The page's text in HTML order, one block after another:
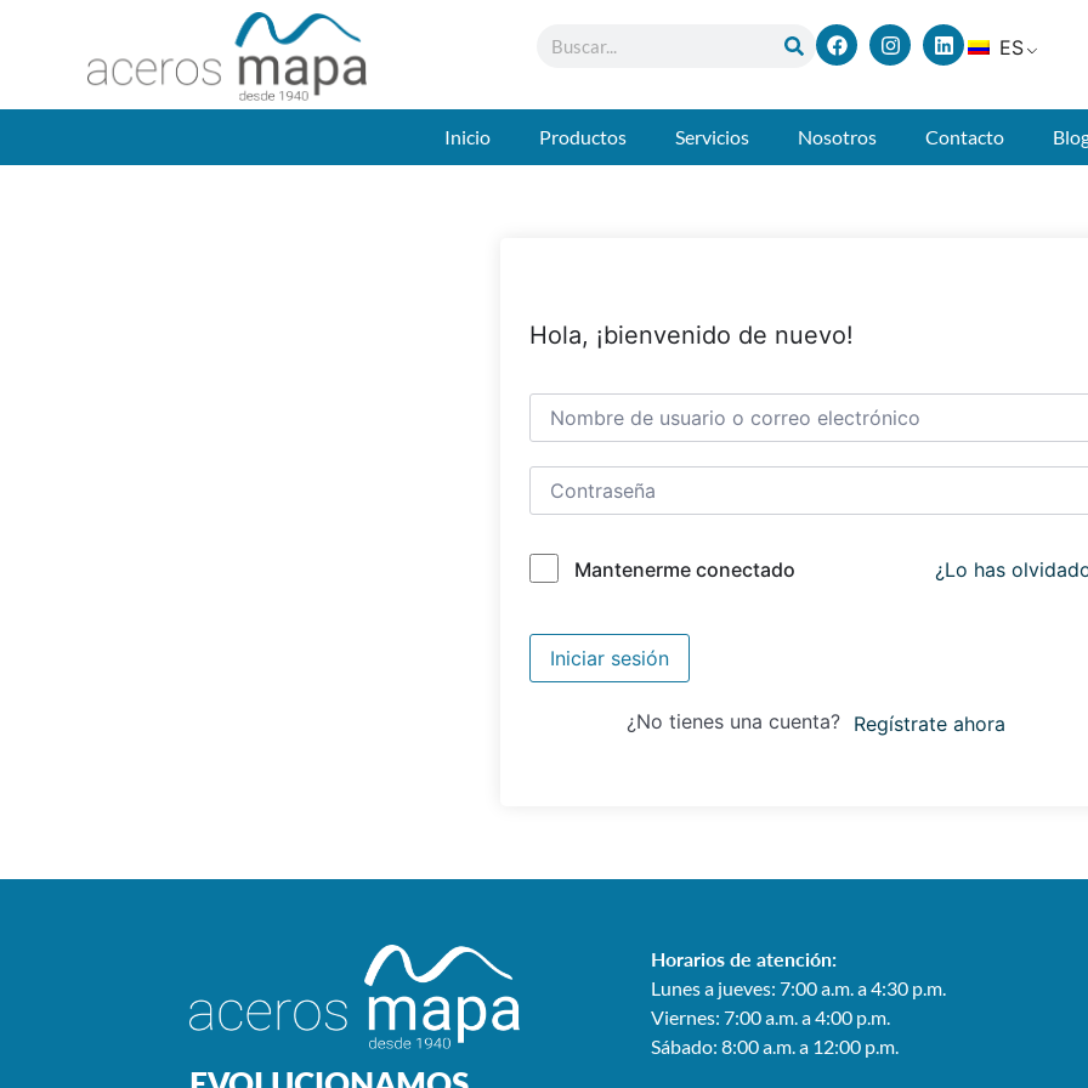
ES
Inicio Productos Servicios Nosotros Contacto
Hola, ¡bienvenido de nuevo!
Mantenerme conectado ¿Lo has
Iniciar sesión
¿No tienes una cuenta? Regístrate ahora
Horarios de atención:
Lunes a jueves: 7:00 a.m. a 4:30 p.m.
Viernes: 7:00 a.m. a 4:00 p.m.
Sábado: 8:00 a.m. a 12:00 p.m.